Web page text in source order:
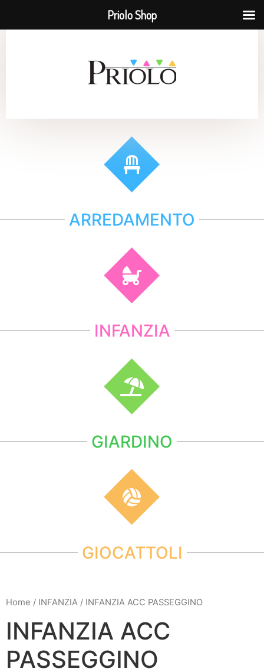
ARREDAMENTO
INFANZIA
GIARDINO
GIOCATTOLI
Home / INFANZIA / INFANZIA ACC PASSEGGINO
INFANZIA ACC
PASSEGGINO
Priolo Shop